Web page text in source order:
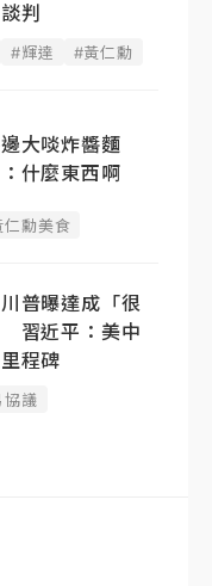
判
#輝達 #黃仁勳
大啖炸醬麵
什麼東西啊
仁勳美食
普曝達成「很
習近平：美中
程碑
協議